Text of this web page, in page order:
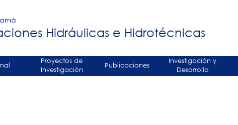
Hidráulicas e Hidrotécnicas
Proyectos de
Investigación
Publicaciones
Investigación y
Desarrollo